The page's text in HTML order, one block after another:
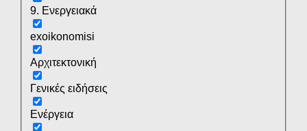
9. Ενεργειακά
exoikonomisi
Αρχιτεκτονική
Γενικές ειδήσεις
Ενέργεια